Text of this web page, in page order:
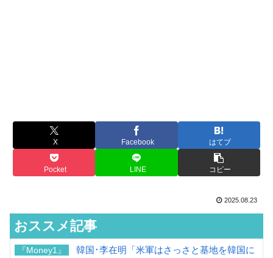
X Facebook はてブ
Pocket LINE コピー
2025.08.23
おススメ記事
『Money1』
韓国･李在明「米軍はさっさと基地を韓国に